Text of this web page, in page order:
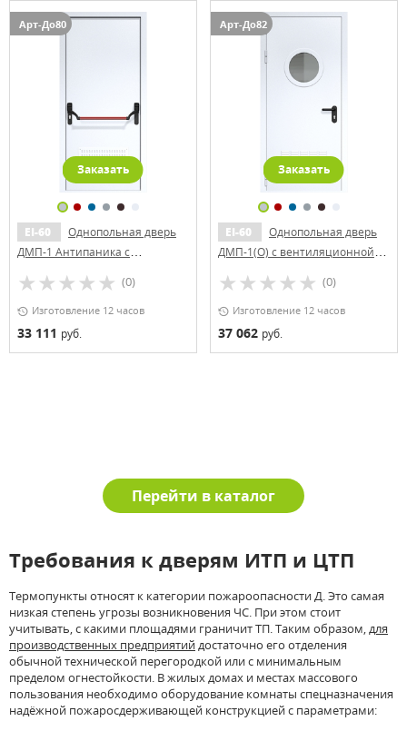
Арт-До80
Заказать
EI-60
Однопольная дверь
ДМП-1 Антипаника с
(0)
Изготовление 12 часов
33 111 руб.
Арт-До82
Заказать
EI-60
Однопольная дверь
ДМП-1(О) с вентиляционной
стеклопакетом
(0)
Изготовление 12 часов
37 062 руб.
Перейти в каталог
Требования к дверям ИТП и ЦТП
Термопункты относят к категории пожароопасности Д. Это самая
низкая степень угрозы возникновения ЧС. При этом стоит
учитывать, с какими площадями граничит ТП. Таким образом,для
производственных предприятийдостаточно его отделения
обычной технической перегородкой или с минимальным
пределом огнестойкости. В жилых домах и местах массового
пользования необходимо оборудование комнаты спецназначения
надёжной пожаросдерживающей конструкцией с параметрами: